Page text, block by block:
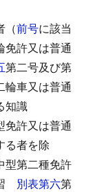
（前号に該当
免許又は普通
第二号及び第
輪車又は普通
知識
免許又は普通
る者を除
型第二種免許
別表第六第